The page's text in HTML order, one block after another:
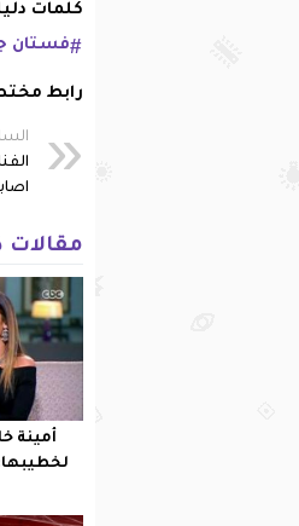
كلمات
فستان
رابط
أمينة